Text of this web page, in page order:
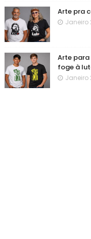
Arte pra
Janeiro
Arte
foge à
Janeiro